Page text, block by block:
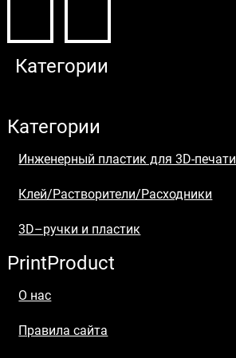
Категории
Инженерный пластик для 3D-печати​​
Клей/Растворители/Расходники
3D–ручки и пластик
PrintProduct
О нас
Правила сайта
Категории